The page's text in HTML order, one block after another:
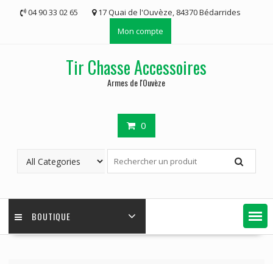
04 90 33 02 65
17 Quai de l'Ouvèze, 84370 Bédarrides
Mon compte
Tir Chasse Accessoires
Armes de l'Ouvèze
0
BOUTIQUE